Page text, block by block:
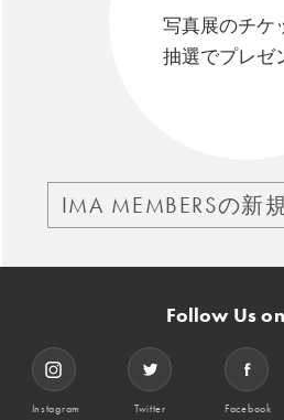
写真展のチケ
抽選でプレゼ
IMA MEMBERSの新
Follow Us
Instagram Twitter Facebook